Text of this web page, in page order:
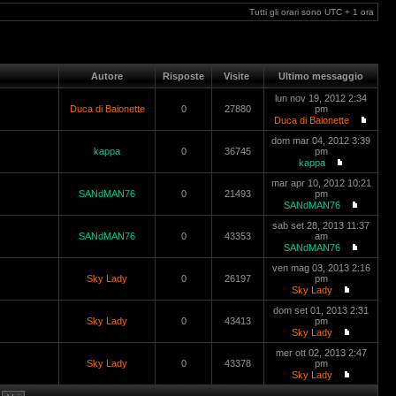
Tutti gli orari sono UTC + 1 ora
Autore Risposte Visite Ultimo messaggio
Duca di Baionette 0 27880
lun nov 19, 2012 2:34
pm
Duca di Baionette
kappa 0 36745
dom mar 04, 2012 3:39
pm
kappa
SANdMAN76 0 21493
mar apr 10, 2012 10:21
pm
SANdMAN76
SANdMAN76 0 43353
sab set 28, 2013 11:37
am
SANdMAN76
Sky Lady 0 26197
ven mag 03, 2013 2:16
pm
Sky Lady
Sky Lady 0 43413
dom set 01, 2013 2:31
pm
Sky Lady
Sky Lady 0 43378
mer ott 02, 2013 2:47
pm
Sky Lady